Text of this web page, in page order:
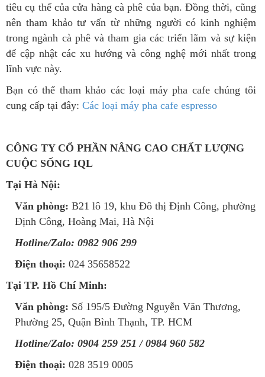
tiêu cụ thể của cửa hàng cà phê của bạn. Đồng thời, cũng
nên tham khảo ​​tư vấn từ những người có kinh nghiệm
trong ngành cà phê và tham gia các triển lãm và sự kiện
để cập nhật các xu hướng và công nghệ mới nhất trong
lĩnh vực này.
Bạn có thể tham khảo các loại máy pha cafe chúng tôi
cung cấp tại đây: Các loại máy pha cafe espresso
CÔNG TY CỔ PHẦN NÂNG CAO CHẤT LƯỢNG
CUỘC SỐNG IQL
Tại Hà Nội:
Văn phòng: B21 lô 19, khu Đô thị Định Công, phường
Định Công, Hoàng Mai, Hà Nội
Hotline/Zalo: 0982 906 299
Điện thoại: 024 35658522
Tại TP. Hồ Chí Minh:
Văn phòng: Số 195/5 Đường Nguyễn Văn Thương,
Phường 25, Quận Bình Thạnh, TP. HCM
Hotline/Zalo: 0904 259 251 / 0984 960 582
Điện thoại: 028 3519 0005